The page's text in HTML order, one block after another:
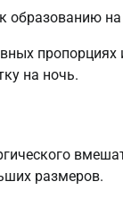
на
пропорциях
на ночь.
размеров.